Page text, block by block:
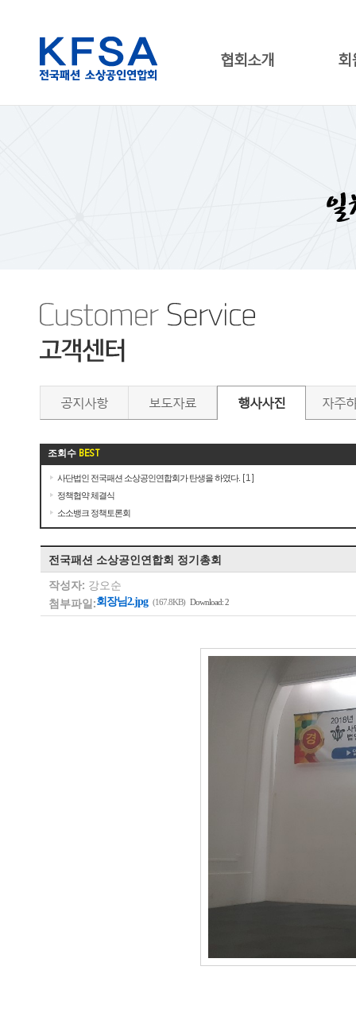
협회소개 회
공지사항 보도자료 행사사진 자주
조회수 BEST
사단법인 전국패션 소상공인연합회가 탄생을 하였다. [1]
정책협약 체결식
소소뱅크 정책토론회
전국패션 소상공인연합회 정기총회
작성자: 강오순
첨부파일:회장님2.jpg (167.8KB) Download: 2